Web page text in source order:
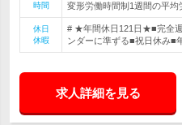
時間
変形労働時間制1週間の平均
休日
休暇
# ★年間休日121日★■完全
ンダーに準ずる■祝日休み■
求人詳細を見る